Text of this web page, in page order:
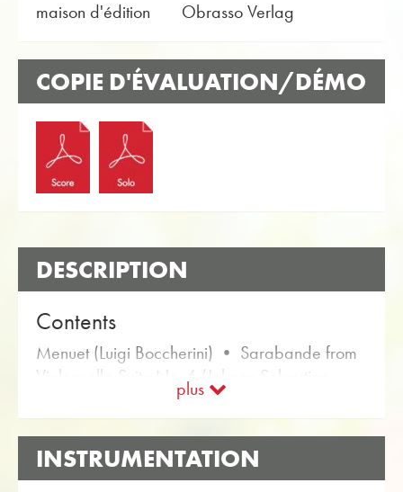
maison d'édition
Obrasso Verlag
COPIE D'ÉVALUATION/DÉMO
DESCRIPTION
Contents
Menuet (Luigi Boccherini) • Sarabande from
Violoncello-Suite No. 6 (Johann Sebastian
Bach) • Berceuse (Edvard Grieg) •
Romanze (Roger Müller) • Lied ohne Worte,
op. 109 (Felix Mendelssohn-Bartholdy) •
Largo from Xerxes (Georg Friedrich Händel)
plus
INSTRUMENTATION